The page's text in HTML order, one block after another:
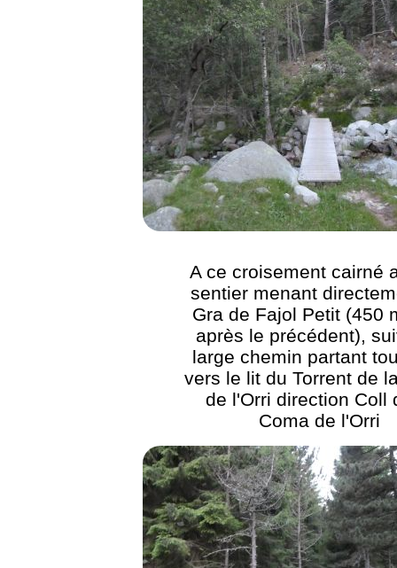
A ce croisement cairné
sentier menant
Gra de Fajol Petit (450
après le précédent),
large chemin partant
vers le lit du Torrent de
de l'Orri direction Coll
Coma de l'Orri